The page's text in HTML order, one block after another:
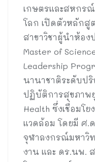
เกษตรและสหกร
โลก เปิดตัวหลัก
สาขาวิชาผู้นำห้อ
Master of
Leadership
นานาชาติระดับป
ปฏิบัติการสุขภาพ
Health ซึ่งเชื่อมโ
แวดล้อม โดยมี ศ.
จุฬาลงกรณ์มหาวิท
งาน และ ดร.นพ.